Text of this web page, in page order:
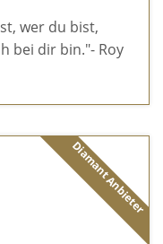
wer du bist,
bei dir bin."- Roy
Diamant Anbieter